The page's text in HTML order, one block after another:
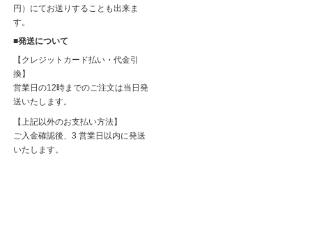
円）にてお送りすることも出来ま
す。
■発送について
【クレジットカード払い・代金引
換】
営業日の12時までのご注文は当日発
送いたします。
【上記以外のお支払い方法】
ご入金確認後、3 営業日以内に発送
いたします。